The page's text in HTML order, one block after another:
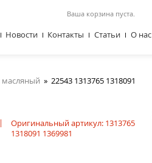
масляный » 22543 1313765 1318091
|
Оригинальный артикул: 1313765
1318091 1369981
Ваша корзина пуста.
Новости Контакты Статьи О нас